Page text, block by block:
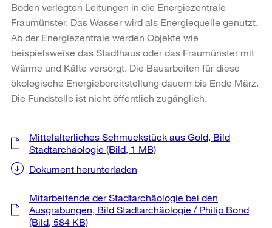
Boden verlegten Leitungen in die Energiezentrale
Fraumünster. Das Wasser wird als Energiequelle genutzt.
Ab der Energiezentrale werden Objekte wie
beispielsweise das Stadthaus oder das Fraumünster mit
Wärme und Kälte versorgt. Die Bauarbeiten für diese
ökologische Energiebereitstellung dauern bis Ende März.
Die Fundstelle ist nicht öffentlich zugänglich.
Weitere
Informationen
Mittelalterliches Schmuckstück aus Gold, Bild
Stadtarchäologie (Bild, 1 MB)
Dokument herunterladen
Mitarbeitende der Stadtarchäologie bei den
Ausgrabungen, Bild Stadtarchäologie / Philip Bond
(Bild, 584 KB)